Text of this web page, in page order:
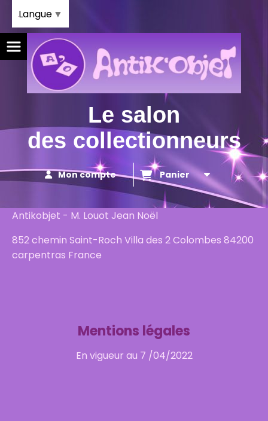
Le salon
des collectionneurs
Mon compte Panier
Antikobjet - M. Louot Jean Noël
852 chemin Saint-Roch Villa des 2 Colombes 84200
carpentras France
Mentions légales
En vigueur au 7 /04/2022
Langue ▼